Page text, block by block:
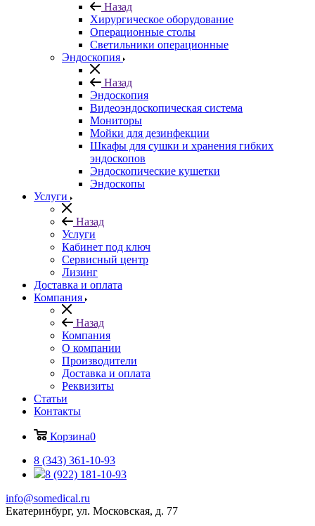
Назад
Хирургическое оборудование
Операционные столы
Светильники операционные
Эндоскопия
Назад
Эндоскопия
Видеоэндоскопическая система
Мониторы
Мойки для дезинфекции
Шкафы для сушки и хранения гибких
эндоскопов
Эндоскопические кушетки
Эндоскопы
Услуги
Назад
Услуги
Кабинет под ключ
Сервисный центр
Лизинг
Доставка и оплата
Компания
Назад
Компания
О компании
Производители
Доставка и оплата
Реквизиты
Статьи
Контакты
Корзина0
8 (343) 361-10-93
8 (922) 181-10-93
info@somedical.ru
Екатеринбург, ул. Московская, д. 77